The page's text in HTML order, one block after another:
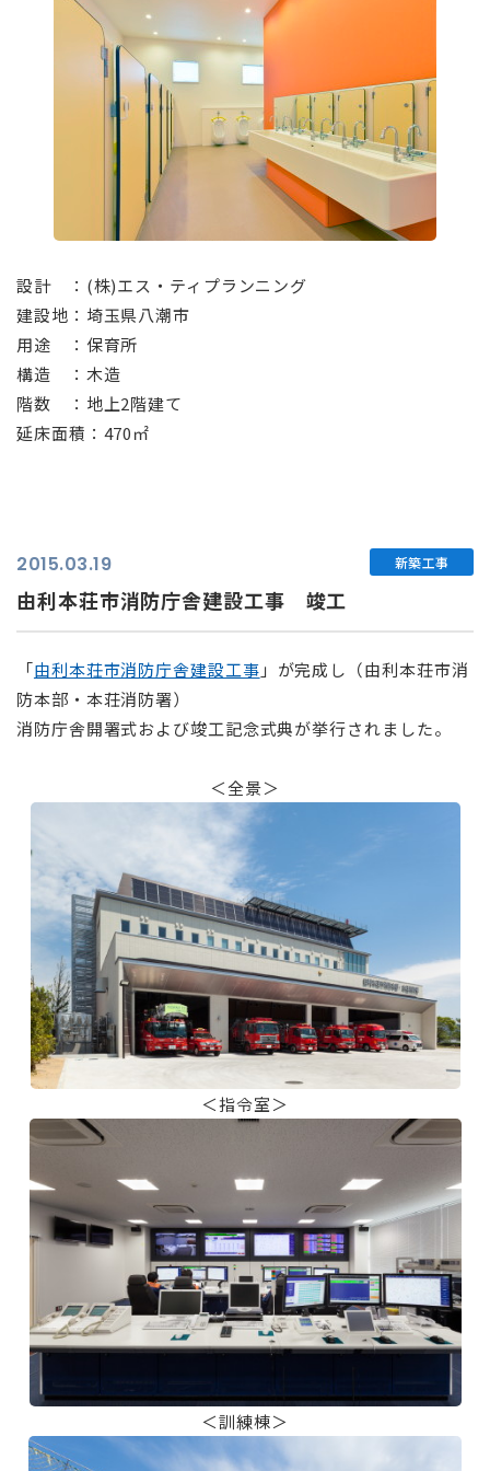
設計 ：(株)エス・ティプランニング
建設地：埼玉県八潮市
用途 ：保育所
構造 ：木造
階数 ：地上2階建て
延床面積：470㎡
2015.03.19 新築工事
由利本荘市消防庁舎建設工事 竣工
「由利本荘市消防庁舎建設工事 」が完成し（由利本荘市消
防本部・本荘消防署）
消防庁舎開署式および竣工記念式典が挙行されました。
＜全景＞
＜指令室＞
＜訓練棟＞